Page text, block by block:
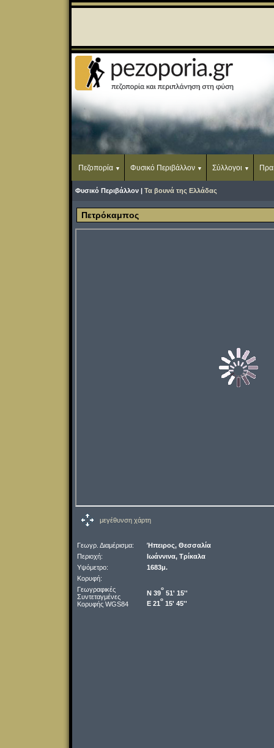
Πεζοπορία Φυσικό Περιβάλλον Σύλλογοι
Φυσικό Περιβάλλον | Τα βουνά της Ελλάδας
Πετρόκαμπος
μεγέθυνση χάρτη
Γεωγρ. Διαμέρισμα:
Ήπειρος, Θεσσαλία
Περιοχή:
Ιωάννινα, Τρίκαλα
Υψόμετρο:
1683μ.
Κορυφή:
Γεωγραφικές
Συντεταγμένες
Κορυφής WGS84
Ν 39
o
51' 15''
Ε 21
o
15' 45''